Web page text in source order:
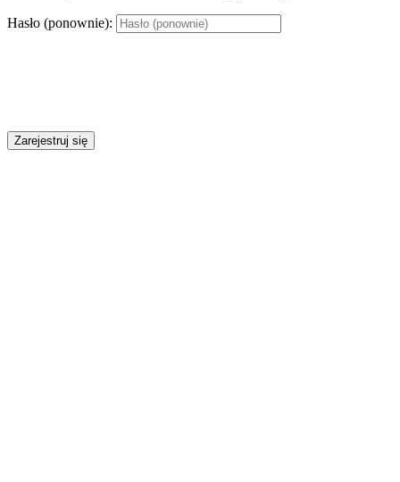
Hasło (ponownie):
Zarejestruj się